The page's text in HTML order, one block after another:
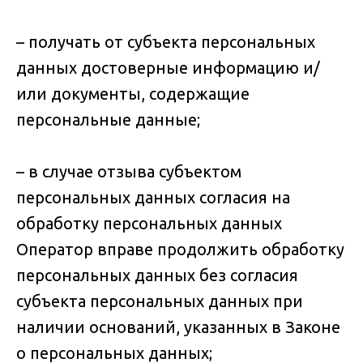
– получать от субъекта персональных
данных достоверные информацию и/
или документы, содержащие
персональные данные;
– в случае отзыва субъектом
персональных данных согласия на
обработку персональных данных
Оператор вправе продолжить обработку
персональных данных без согласия
субъекта персональных данных при
наличии оснований, указанных в Законе
о персональных данных;